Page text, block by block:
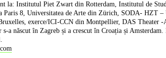
la: Institutul Piet Zwart din Rotterdam, Institutul de
Paris 8, Universitatea de Arte din Zürich, SODA- HZT
exerce/ICI-CCN din Montpellier, DAS Theater -
a născut în Zagreb și a crescut în Croația și